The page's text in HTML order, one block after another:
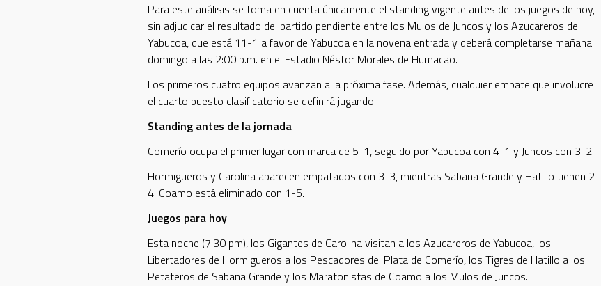
Para este análisis se toma en cuenta únicamente el standing vigente antes de los juegos de hoy,
sin adjudicar el resultado del partido pendiente entre los Mulos de Juncos y los Azucareros de
Yabucoa, que está 11-1 a favor de Yabucoa en la novena entrada y deberá completarse mañana
domingo a las 2:00 p.m. en el Estadio Néstor Morales de Humacao.
Los primeros cuatro equipos avanzan a la próxima fase. Además, cualquier empate que involucre
el cuarto puesto clasificatorio se definirá jugando.
Standing antes de la jornada
Comerío ocupa el primer lugar con marca de 5-1, seguido por Yabucoa con 4-1 y Juncos con 3-2.
Hormigueros y Carolina aparecen empatados con 3-3, mientras Sabana Grande y Hatillo tienen 2-
4. Coamo está eliminado con 1-5.
Juegos para hoy
Esta noche (7:30 pm), los Gigantes de Carolina visitan a los Azucareros de Yabucoa, los
Libertadores de Hormigueros a los Pescadores del Plata de Comerío, los Tigres de Hatillo a los
Petateros de Sabana Grande y los Maratonistas de Coamo a los Mulos de Juncos.